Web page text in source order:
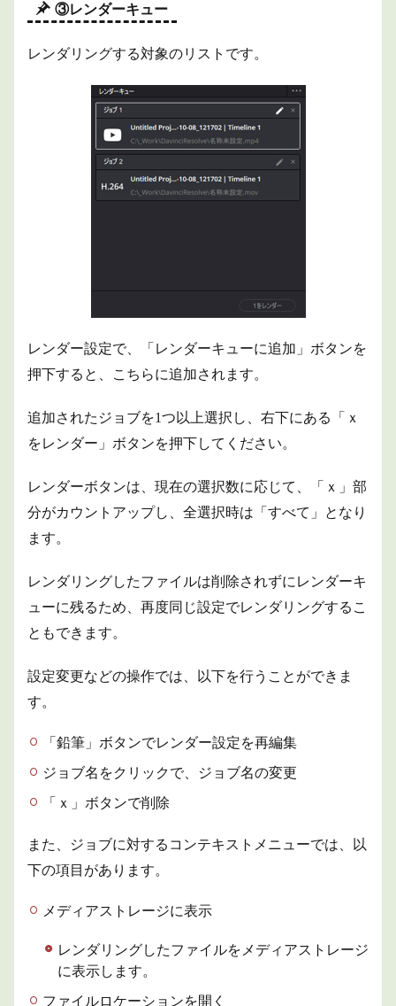
③レンダーキュー
レンダリングする対象のリストです。
レンダー設定で、「レンダーキューに追加」ボタンを
押下すると、こちらに追加されます。
追加されたジョブを1つ以上選択し、右下にある「ｘ
をレンダー」ボタンを押下してください。
レンダーボタンは、現在の選択数に応じて、「ｘ」部
分がカウントアップし、全選択時は「すべて」となり
ます。
レンダリングしたファイルは削除されずにレンダーキ
ューに残るため、再度同じ設定でレンダリングするこ
ともできます。
設定変更などの操作では、以下を行うことができま
す。
「鉛筆」ボタンでレンダー設定を再編集
ジョブ名をクリックで、ジョブ名の変更
「ｘ」ボタンで削除
また、ジョブに対するコンテキストメニューでは、以
下の項目があります。
メディアストレージに表示
レンダリングしたファイルをメディアストレージ
に表示します。
ファイルロケーションを開く